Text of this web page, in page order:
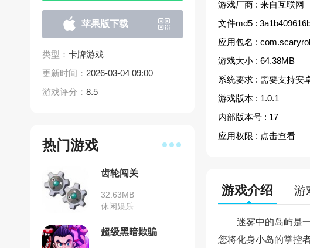
苹果版下载
类型： 卡牌游戏
更新时间： 2026-03-04 09:00
游戏评分： 8.5
热门游戏
齿轮闯关
32.63MB
休闲娱乐
超级黑暗欺骗
游戏厂商 : 来自互联网
文件md5 :
应用包名 :
游戏大小 : 64.38MB
系统要求 : 需要支持安
游戏版本 : 1.0.1
内部版本号 : 17
应用权限 : 点击查看
游戏介绍 游
迷雾中的岛屿是
您将化身小岛的掌控